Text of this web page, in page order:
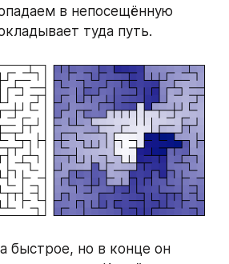
в непосещённую
туда путь.
быстрое, но в конце он